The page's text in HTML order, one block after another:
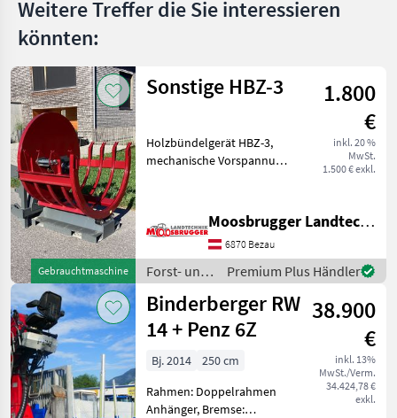
Weitere Treffer die Sie interessieren
könnten:
Gebrauchtmaschine
Sonstige HBZ-3
1.800
€
inkl. 20 %
MwSt.
1.500 € exkl.
Holzbündelgerät HBZ-3,
mechanische Vorspannung,
Stapleraufnahme,
Euroaufnahme,
Gesamtgewicht 330kg.
Vollgendes Zubehör ist
Moosbrugger Landtechnik GmbH
6870 Bezau
Forst- und
Holztechnik
/ Sonstige
Premium Plus Händler
Binderberger RW
14 + Penz 6Z
38.900
€
inkl. 13%
MwSt./Verm.
34.424,78 €
exkl.
Bj. 2014
250 cm
Rahmen: Doppelrahmen
Anhänger, Bremse: